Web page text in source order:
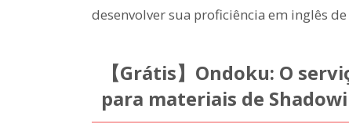
desenvolver sua proficiência em inglês
【Grátis】Ondoku: O
para materiais de